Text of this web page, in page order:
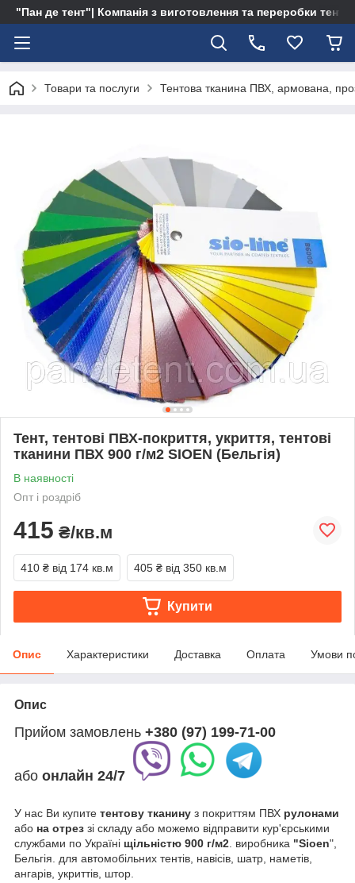
"Пан де тент"| Компанія з виготовлення та переробки тентів
Товари та послуги Тентова тканина ПВХ, армована,
Тент, тентові ПВХ-покриття, укриття, тентові
тканини ПВХ 900 г/м2 SIOEN (Бельгія)
В наявності
Опт і роздріб
415 ₴/кв.м
410 ₴ від 174 кв.м 405 ₴ від 350 кв.м
Купити
Опис Характеристики Доставка Оплата Умови
Опис
Прийом замовлень +380 (97) 199-71-00
або онлайн 24/7
У нас Ви купите тентову тканину з покриттям ПВХ рулонами
або на отрез зі складу або можемо відправити кур'єрськими
службами по Україні щільністю 900 г/м2 . виробника "Sioen",
Бельгія. для автомобільних тентів, навісів, шатр, наметів,
ангарів, укриттів, штор.